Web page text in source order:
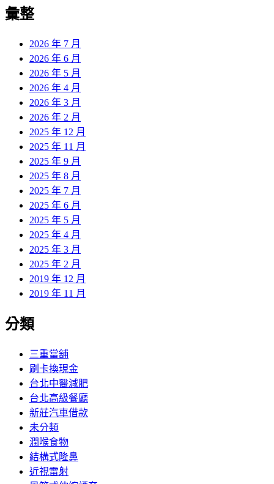
彙整
2026 年 7 月
2026 年 6 月
2026 年 5 月
2026 年 4 月
2026 年 3 月
2026 年 2 月
2025 年 12 月
2025 年 11 月
2025 年 9 月
2025 年 8 月
2025 年 7 月
2025 年 6 月
2025 年 5 月
2025 年 4 月
2025 年 3 月
2025 年 2 月
2019 年 12 月
2019 年 11 月
分類
三重當舖
刷卡換現金
台北中醫減肥
台北高級餐廳
新莊汽車借款
未分類
潤喉食物
結構式隆鼻
近視雷射